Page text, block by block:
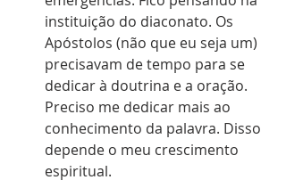
instituição do diaconato. Os
Apóstolos (não que eu seja um)
precisavam de tempo para se
dedicar à doutrina e a oração.
Preciso me dedicar mais ao
conhecimento da palavra. Disso
depende o meu crescimento
espiritual.